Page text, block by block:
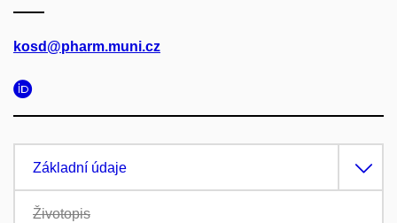
kosd@pharm.muni.cz
Základní údaje
Životopis